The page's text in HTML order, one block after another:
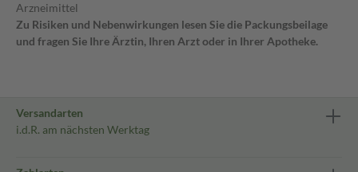
Arzneimittel
Zu Risiken und Nebenwirkungen lesen Sie die Packungsbeilage
und fragen Sie Ihre Ärztin, Ihren Arzt oder in Ihrer Apotheke.
Versandarten
i.d.R. am nächsten Werktag